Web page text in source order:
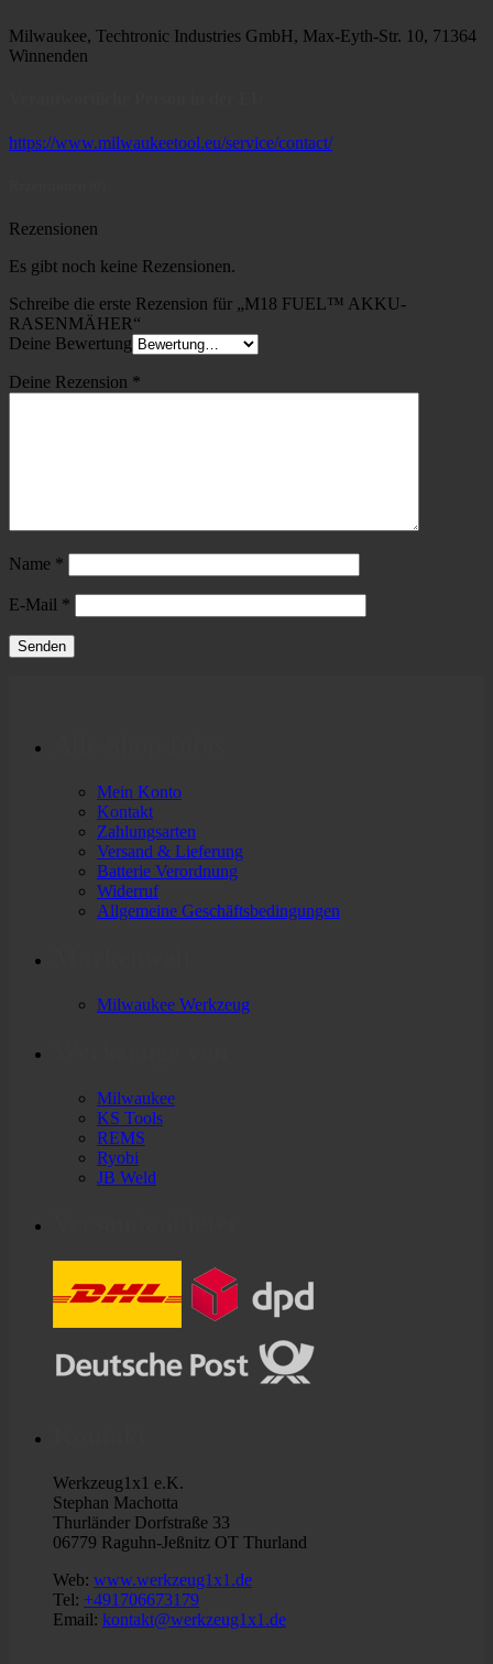
Milwaukee, Techtronic Industries GmbH, Max-Eyth-Str. 10, 71364
Winnenden
https://www.milwaukeetool.eu/service/contact/
Rezensionen
Es gibt noch keine Rezensionen.
Schreibe die erste Rezension für „M18 FUEL™ AKKU-
RASENMÄHER“
Deine Bewertung
Deine Rezension *
Name *
E-Mail *
Mein Konto
Kontakt
Zahlungsarten
Versand & Lieferung
Batterie Verordnung
Widerruf
Allgemeine Geschäftsbedingungen
Milwaukee Werkzeug
Milwaukee
KS Tools
REMS
Ryobi
JB Weld
Werkzeug1x1 e.K.
Stephan Machotta
Thurländer Dorfstraße 33
06779 Raguhn-Jeßnitz OT Thurland
Web: www.werkzeug1x1.de
Tel: +491706673179
Email: kontakt@werkzeug1x1.de